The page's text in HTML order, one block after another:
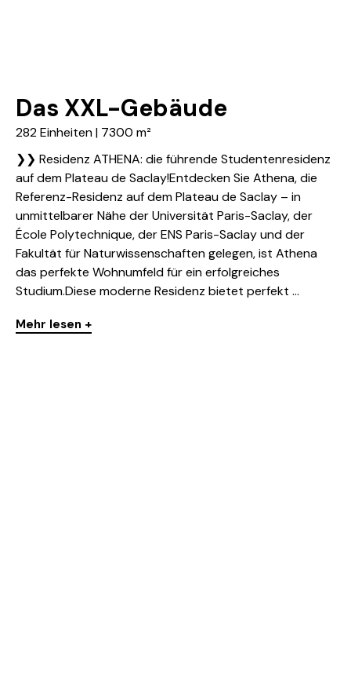
Das XXL-Gebäude
282 Einheiten | 7300 m²
❯❯ Residenz ATHENA: die führende Studentenresidenz
auf dem Plateau de Saclay!Entdecken Sie Athena, die
Referenz-Residenz auf dem Plateau de Saclay – in
unmittelbarer Nähe der Universität Paris-Saclay, der
École Polytechnique, der ENS Paris-Saclay und der
Fakultät für Naturwissenschaften gelegen, ist Athena
das perfekte Wohnumfeld für ein erfolgreiches
Studium.Diese moderne Residenz bietet perfekt ...
Mehr lesen +